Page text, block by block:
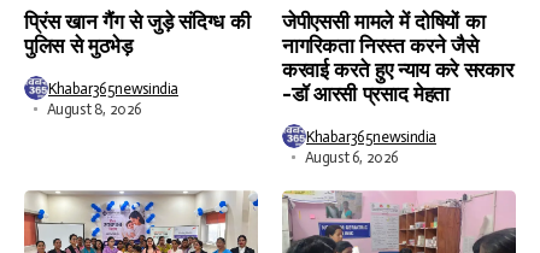
प्रिंस खान गैंग से जुड़े संदिग्ध की
पुलिस से मुठभेड़
Khabar365newsindia
August 8, 2026
जेपीएससी मामले में दोषियों का
नागरिकता निरस्त करने जैसे
करवाई करते हुए न्याय करे सरकार
-डॉ आरसी प्रसाद मेहता
Khabar365newsindia
August 6, 2026